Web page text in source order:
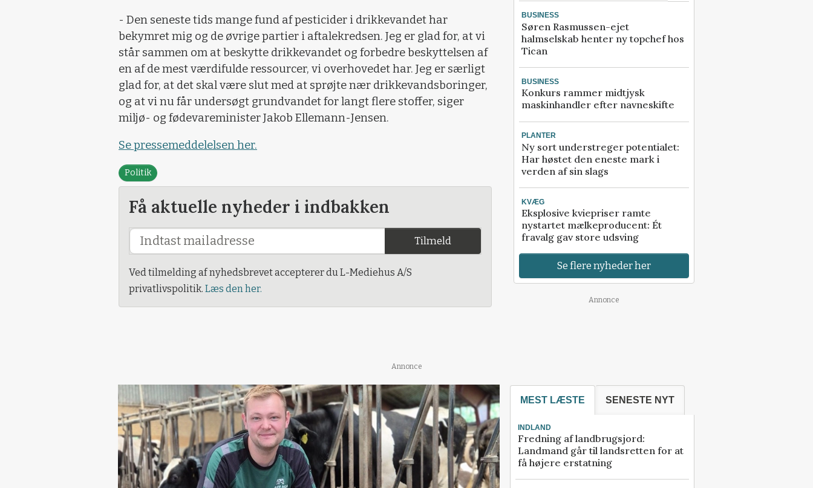
- Den seneste tids mange fund af pesticider i drikkevandet har
bekymret mig og de øvrige partier i aftalekredsen. Jeg er glad for, at vi
står sammen om at beskytte drikkevandet og forbedre beskyttelsen af
en af de mest værdifulde ressourcer, vi overhovedet har. Jeg er særligt
glad for, at det skal være slut med at sprøjte nær drikkevandsboringer,
og at vi nu får undersøgt grundvandet for langt flere stoffer, siger
miljø- og fødevareminister Jakob Ellemann-Jensen.
Se pressemeddelelsen her.
Politik
Få aktuelle nyheder i indbakken
Tilmeld
Ved tilmelding af nyhedsbrevet accepterer du L-Mediehus A/S
privatlivspolitik. Læs den her.
BUSINESS
Søren Rasmussen-ejet
halmselskab henter ny topchef hos
Tican
BUSINESS
Konkurs rammer midtjysk
maskinhandler efter navneskifte
PLANTER
Ny sort understreger potentialet:
Har høstet den eneste mark i
verden af sin slags
KVÆG
Eksplosive kviepriser ramte
nystartet mælkeproducent: Ét
fravalg gav store udsving
Se flere nyheder her
Annonce
Annonce
MEST LÆSTE SENESTE NYT
INDLAND
Fredning af landbrugsjord:
Landmand går til landsretten for at
få højere erstatning